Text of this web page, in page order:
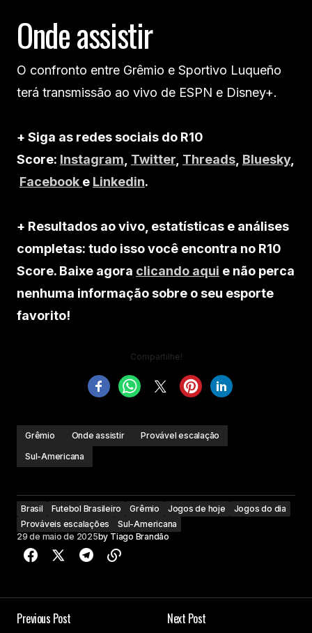
Onde assistir
O confronto entre Grêmio e Sportivo Luqueño
terá transmissão ao vivo de ESPN e Disney+.
+ Siga as redes sociais do R10
Score: Instagram Twitter Threads Bluesky,
Facebook e Linkedin.
+ Resultados ao vivo, estatísticas e análises
completas: tudo isso você encontra no R10
Score. Baixe agora clicando aqui e não perca
nenhuma informação sobre o seu esporte
favorito!
Compartilhe!
Grêmio Onde assistir
Provável escalação
Sul-Americana
Brasil Futebol Brasileiro Grêmio Jogos de hoje
Jogos do dia
Prováveis escalações
Sul-Americana
29 de maio de 2025by Tiago Brandão
Previous Post
Next Post